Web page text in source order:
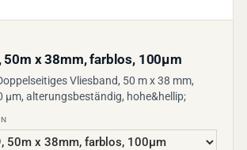
50m x 38mm, farblos, 100µm
Vliesband, 50 m x 38 mm,
µm, alterungsbeständig, hohe&hellip;